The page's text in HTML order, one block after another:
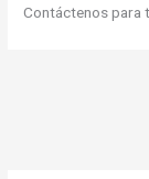
Contáctenos para